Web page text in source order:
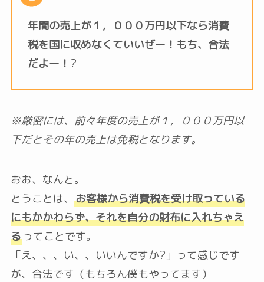
年間の売上が１，０００万円以下なら消費
税を国に収めなくていいぜー！もち、合法
だよー！ ?
※厳密には、前々年度の売上が１，０００万円以
下だとその年の売上は免税となります。
おお、なんと。
とうことは、 お客様から消費税を受け取っている
にもかかわらず、それを自分の財布に入れちゃえ
るってことです。
「え、、、い、、いいんですか?」って感じです
が、合法です（もちろん僕もやってます）